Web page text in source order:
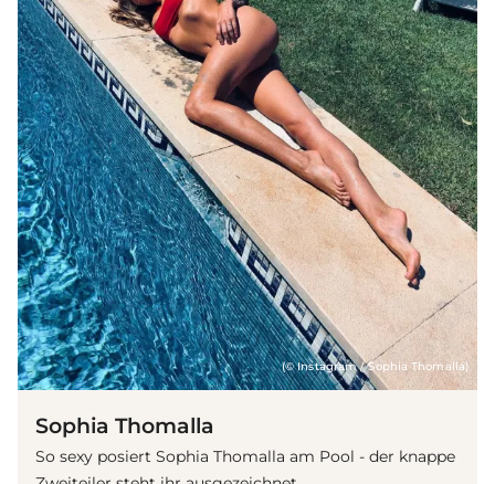
(© Instagram / Sophia Thomalla)
Sophia Thomalla
So sexy posiert Sophia Thomalla am Pool - der knappe